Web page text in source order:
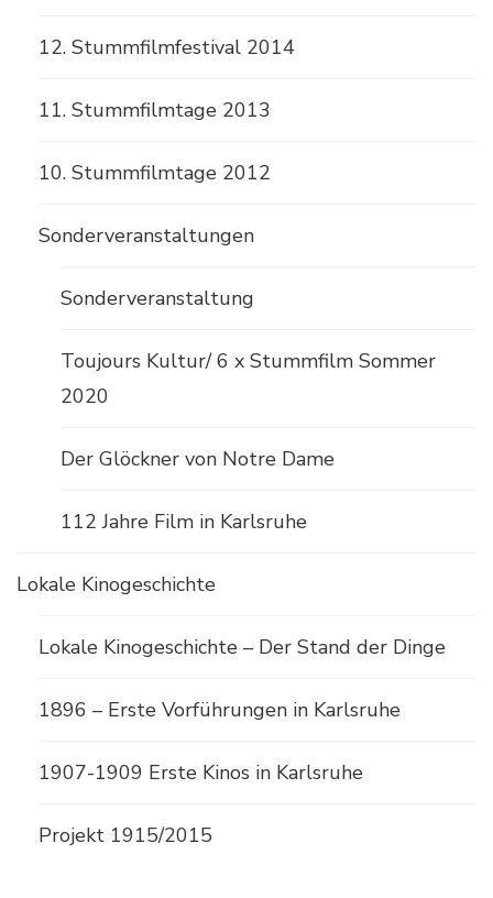
12. Stummfilmfestival 2014
11. Stummfilmtage 2013
10. Stummfilmtage 2012
Sonderveranstaltungen
Sonderveranstaltung
Toujours Kultur/ 6 x Stummfilm Sommer
2020
Der Glöckner von Notre Dame
112 Jahre Film in Karlsruhe
Lokale Kinogeschichte
Lokale Kinogeschichte – Der Stand der Dinge
1896 – Erste Vorführungen in Karlsruhe
1907-1909 Erste Kinos in Karlsruhe
Projekt 1915/2015